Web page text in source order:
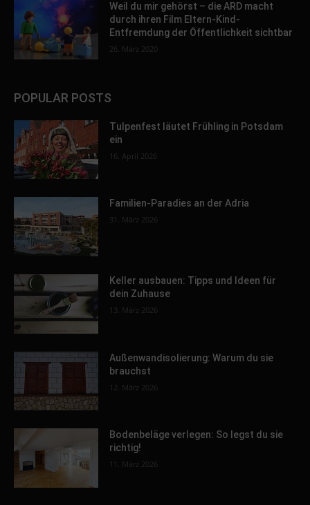
Weil du mir gehörst – die ARD macht
durch ihren Film Eltern-Kind-
Entfremdung der Öffentlichkeit sichtbar
26. März 2020
POPULAR POSTS
Tulpenfest läutet Frühling in Potsdam
ein
16. April 2026
Familien-Paradies an der Adria
31. März 2026
Keller ausbauen: Tipps und Ideen für
dein Zuhause
13. März 2026
Außenwandisolierung: Warum du sie
brauchst
12. März 2026
Bodenbeläge verlegen: So legst du sie
richtig!
11. März 2026